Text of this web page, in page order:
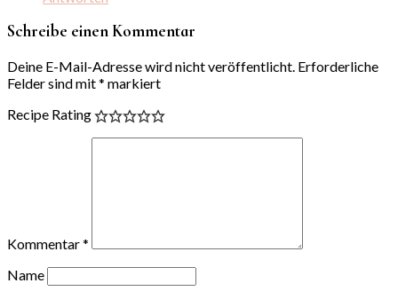
Schreibe einen Kommentar
Deine E-Mail-Adresse wird nicht veröffentlicht. Erforderliche
Felder sind mit* markiert
Recipe Rating
Kommentar*
Name